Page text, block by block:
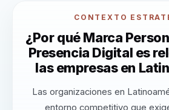
CONTEXTO
¿Por qué Marca
Presencia Digital es
las empresas en
Las organizaciones en
entorno competitivo que